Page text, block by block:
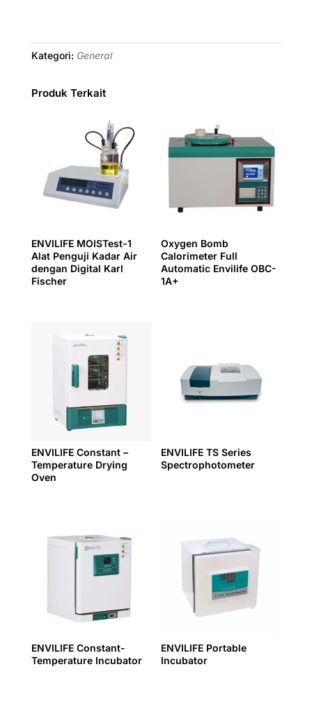
Kategori: General
Produk Terkait
ENVILIFE MOISTest-1
Alat Penguji Kadar Air
dengan Digital Karl
Fischer
Oxygen Bomb
Calorimeter Full
Automatic Envilife OBC-
1A+
ENVILIFE Constant –
Temperature Drying
Oven
ENVILIFE TS Series
Spectrophotometer
ENVILIFE Constant-
Temperature Incubator
ENVILIFE Portable
Incubator